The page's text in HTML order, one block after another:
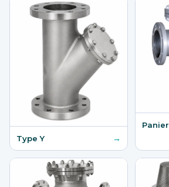
Type Y →
Panier